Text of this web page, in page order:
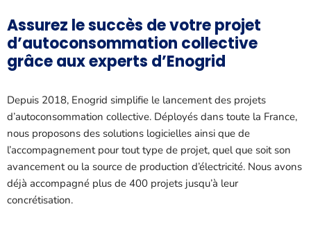
Assurez le succès de votre projet
d’autoconsommation collective
grâce aux experts d’Enogrid
Depuis 2018, Enogrid simplifie le lancement des projets
d’autoconsommation collective. Déployés dans toute la France,
nous proposons des solutions logicielles ainsi que de
l’accompagnement pour tout type de projet, quel que soit son
avancement ou la source de production d’électricité. Nous avons
déjà accompagné plus de 400 projets jusqu’à leur
concrétisation.